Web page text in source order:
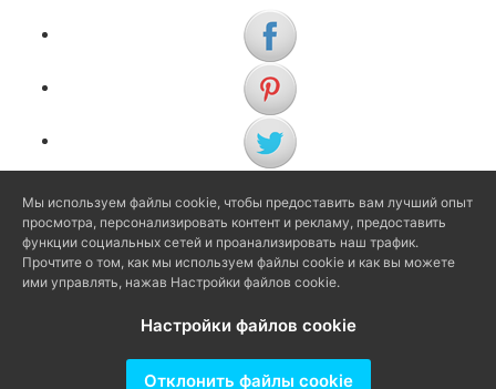
(+34) 972 622 505
(+34) 638 983 816
Мы используем файлы cookie, чтобы предоставить вам лучший опыт
просмотра, персонализировать контент и рекламу, предоставить
функции социальных сетей и проанализировать наш трафик.
Прочтите о том, как мы используем файлы cookie и как вы можете
ими управлять, нажав Настройки файлов cookie.
Настройки файлов cookie
Отклонить файлы cookie